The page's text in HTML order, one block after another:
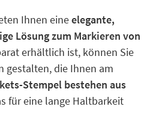
Ihnen eineelegante,
Lösung zum Markieren von
erhältlich ist, können Sie
gestalten, die Ihnen am
Stempel bestehen aus
für eine lange Haltbarkeit